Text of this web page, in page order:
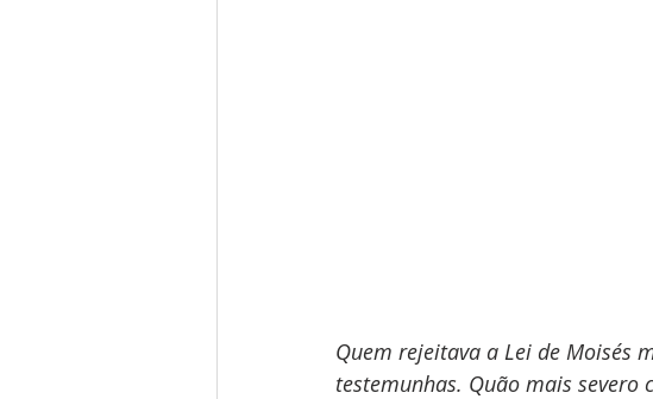
Quem rejeitava a Lei de Moisés
testemunhas. Quão mais severo